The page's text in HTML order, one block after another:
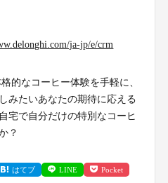
ja-jp/e/crm
的なコーヒー体験を手軽に、
みたいあなたの期待に応える
宅で自分だけの特別なコーヒ
？
はてブ LINE Pocket